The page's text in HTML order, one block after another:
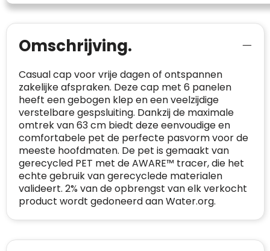
Omschrijving.
Casual cap voor vrije dagen of ontspannen
zakelijke afspraken. Deze cap met 6 panelen
heeft een gebogen klep en een veelzijdige
verstelbare gespsluiting. Dankzij de maximale
omtrek van 63 cm biedt deze eenvoudige en
comfortabele pet de perfecte pasvorm voor de
meeste hoofdmaten. De pet is gemaakt van
gerecycled PET met de AWARE™ tracer, die het
echte gebruik van gerecyclede materialen
valideert. 2% van de opbrengst van elk verkocht
product wordt gedoneerd aan Water.org.
onafhankelijk geverifieerd.
CONTACTGEGEVENS
E-
mailadres:
mia@linkkado.be Geverifieerd
BEDRIJFSGEGEVENS
Bedrijfsnaam: Linkkado
Domein: linkkado.be
Oprichting van de
2026
Aantal werknemers: 1-10
Trustindex controleert websites voortdurend
Safe Browsing: geen probleem
gedetecteerd
Blacklist Geen site op de zwarte lijst
Geldig SSL-certificaat
Spam E-mail is spamvrij
Websites die consequent een hoog niveau
van klanttevredenheid handhaven en
voldoen aan een hoog niveau van
veiligheidsprotocol, kunnen Trustindex-
certificaat verkrijgen. Zoekt u bij het winkelen
naar de certificaten van Trustindex en koopt u
met vertrouwen!
Meer informatie»
Bouwt u vertrouwen op en verhoogt u uw